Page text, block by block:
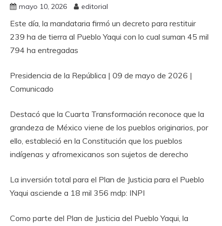
mayo 10, 2026 editorial
Este día, la mandataria firmó un decreto para restituir
239 ha de tierra al Pueblo Yaqui con lo cual suman 45 mil
794 ha entregadas
Presidencia de la República | 09 de mayo de 2026 |
Comunicado
Destacó que la Cuarta Transformación reconoce que la
grandeza de México viene de los pueblos originarios, por
ello, estableció en la Constitución que los pueblos
indígenas y afromexicanos son sujetos de derecho
La inversión total para el Plan de Justicia para el Pueblo
Yaqui asciende a 18 mil 356 mdp: INPI
Como parte del Plan de Justicia del Pueblo Yaqui, la